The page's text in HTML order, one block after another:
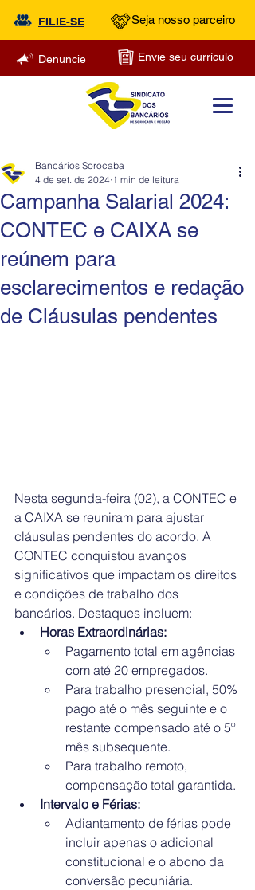
FILIE-SE Seja nosso parceiro
Denuncie Envie seu currículo
Campanha Salarial 2024:
CONTEC e CAIXA se
reúnem para
esclarecimentos e redação
de Cláusulas pendentes
Bancários Sorocaba
4 de set. de 2024 1 min de leitura
Nesta segunda-feira (02), a CONTEC e
a CAIXA se reuniram para ajustar
cláusulas pendentes do acordo. A
CONTEC conquistou avanços
significativos que impactam os direitos
e condições de trabalho dos
bancários. Destaques incluem:
Horas Extraordinárias:
Pagamento total em agências
com até 20 empregados.
Para trabalho presencial, 50%
pago até o mês seguinte e o
restante compensado até o 5º
mês subsequente.
Para trabalho remoto,
compensação total garantida.
Intervalo e Férias:
Adiantamento de férias pode
incluir apenas o adicional
constitucional e o abono da
conversão pecuniária.